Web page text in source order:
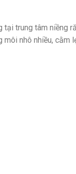
tại trung tâm niềng
môi nhô nhiều, cằm